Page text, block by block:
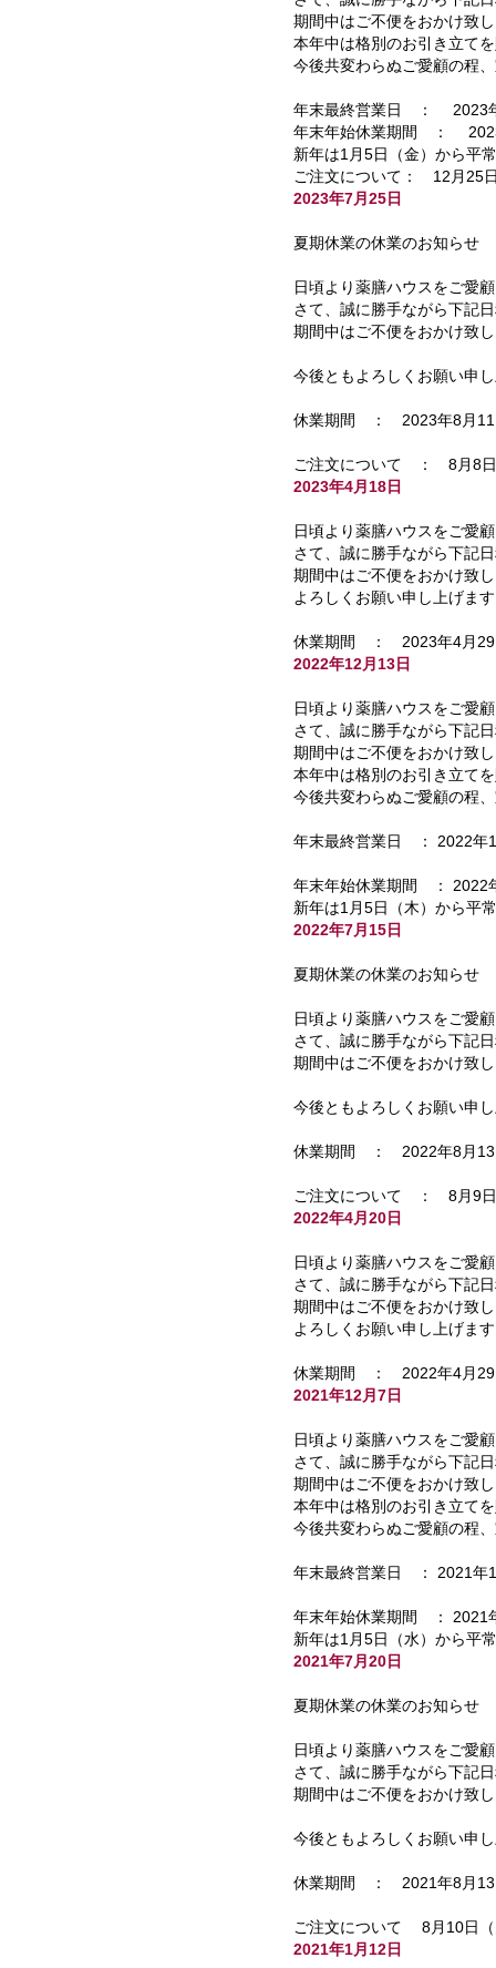
期間中はご不便をおかけ致
本年中は格別のお引き立て
今後共変わらぬご愛顧の程
年末最終営業日 ： 2023
年末年始休業期間 ： 2023
新年は1月5日（金）から平
ご注文について： 12月25
2023年7月25日
夏期休業の休業のお知らせ
日頃より薬膳ハウスをご愛
さて、誠に勝手ながら下記
期間中はご不便をおかけ致
今後ともよろしくお願い申
休業期間 ： 2023年8月11
ご注文について ： 8月8日
2023年4月18日
日頃より薬膳ハウスをご愛
さて、誠に勝手ながら下記
期間中はご不便をおかけ致
よろしくお願い申し上げま
休業期間 ： 2023年4月29
2022年12月13日
日頃より薬膳ハウスをご愛
さて、誠に勝手ながら下記
期間中はご不便をおかけ致
本年中は格別のお引き立て
今後共変わらぬご愛顧の程
年末最終営業日 ： 2022年
年末年始休業期間 ： 2022
新年は1月5日（木）から平
2022年7月15日
夏期休業の休業のお知らせ
日頃より薬膳ハウスをご愛
さて、誠に勝手ながら下記
期間中はご不便をおかけ致
今後ともよろしくお願い申
休業期間 ： 2022年8月13
ご注文について ： 8月9日
2022年4月20日
日頃より薬膳ハウスをご愛
さて、誠に勝手ながら下記
期間中はご不便をおかけ致
よろしくお願い申し上げま
休業期間 ： 2022年4月29
2021年12月7日
日頃より薬膳ハウスをご愛
さて、誠に勝手ながら下記
期間中はご不便をおかけ致
本年中は格別のお引き立て
今後共変わらぬご愛顧の程
年末最終営業日 ： 2021年
年末年始休業期間 ： 2021
新年は1月5日（水）から平
2021年7月20日
夏期休業の休業のお知らせ
日頃より薬膳ハウスをご愛
さて、誠に勝手ながら下記
期間中はご不便をおかけ致
今後ともよろしくお願い申
休業期間 ： 2021年8月13
ご注文について 8月10日（
2021年1月12日